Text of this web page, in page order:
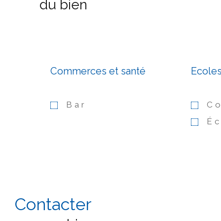
du bien
Commerces et santé
Bar
Ecoles
Contacter